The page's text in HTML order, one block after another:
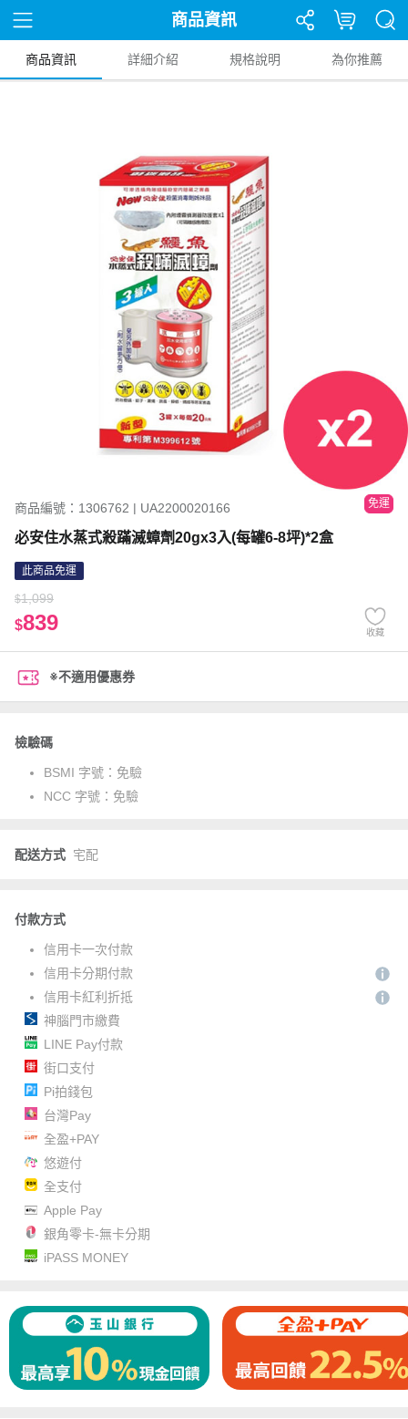
商品資訊
商品資訊 詳細介紹 規格說明 為你推薦
商品編號：1306762 | UA2200020166 免運
必安住水蒸式殺蹣滅蟑劑20gx3入(每罐6-8坪)*2盒
此商品免運
$1,099
$839 收藏
※不適用優惠券
檢驗碼
BSMI 字號： 免驗
NCC 字號： 免驗
配送方式 宅配
付款方式
信用卡一次付款
信用卡分期付款
信用卡紅利折抵
神腦門市繳費
LINE Pay付款
街口支付
Pi拍錢包
台灣Pay
全盈+PAY
悠遊付
全支付
Apple Pay
銀角零卡-無卡分期
iPASS MONEY